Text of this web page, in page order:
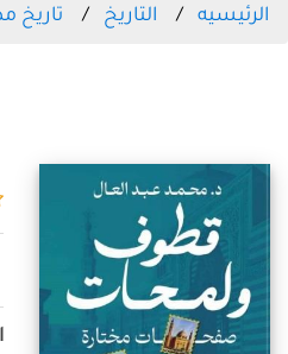
الرئيسيه التاريخ تاريخ